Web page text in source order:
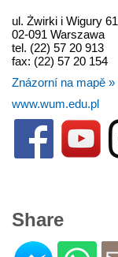
ul. Żwirki i Wigury 61
02-091 Warszawa
tel. (22) 57 20 913
fax: (22) 57 20 154
Znázorní na mapě »
www.wum.edu.pl
Share